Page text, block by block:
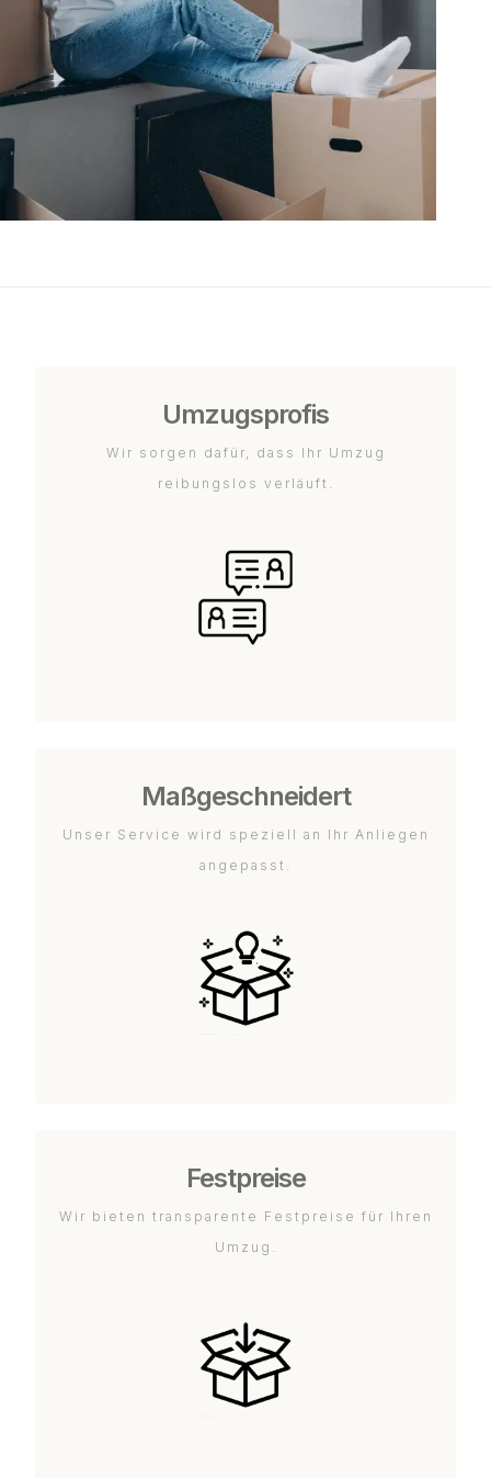
Umzugsprofis
Wir sorgen dafür, dass Ihr Umzug
reibungslos verläuft.
Maßgeschneidert
Unser Service wird speziell an Ihr Anliegen
angepasst.
Festpreise
Wir bieten transparente Festpreise für Ihren
Umzug.